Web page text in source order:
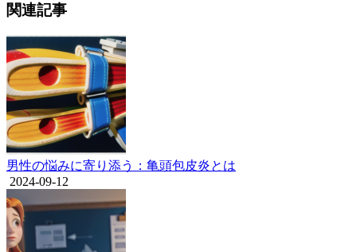
関連記事
男性の悩みに寄り添う：亀頭包皮炎とは
2024-09-12